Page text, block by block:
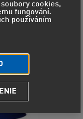
cookies,
fungování.
používáním